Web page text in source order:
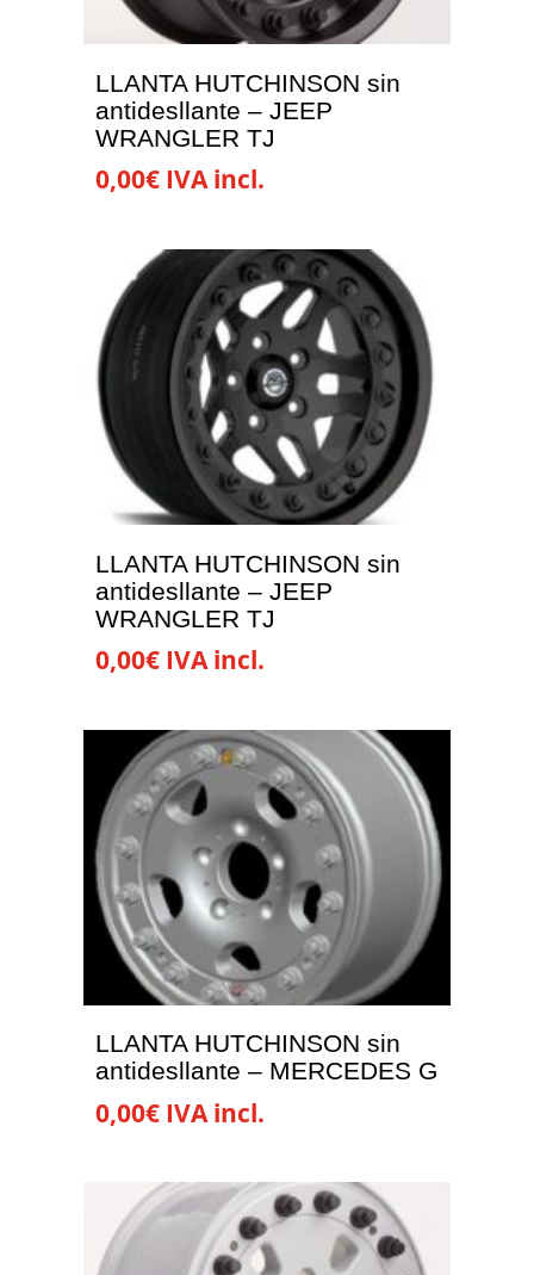
LLANTA HUTCHINSON sin
antidesllante – JEEP
WRANGLER TJ
0,00€ IVA incl.
LLANTA HUTCHINSON sin
antidesllante – JEEP
WRANGLER TJ
0,00€ IVA incl.
LLANTA HUTCHINSON sin
antidesllante – MERCEDES G
0,00€ IVA incl.